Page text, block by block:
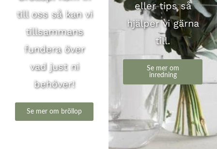
till oss så kan vi
tillsammans
fundera över
vad just ni
behöver!
Se mer om bröllop
eller tips så
hjälper vi gärna
till.
Se mer om
inredning